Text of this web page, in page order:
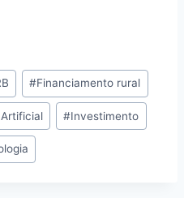
#Financiamento rural
#Investimento